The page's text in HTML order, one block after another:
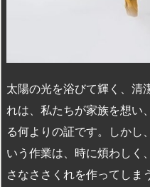
太陽の光を浴びて輝く、清
れは、私たちが家族を想い
る何よりの証です。しかし
いう作業は、時に煩わしく
さなささくれを作ってしま